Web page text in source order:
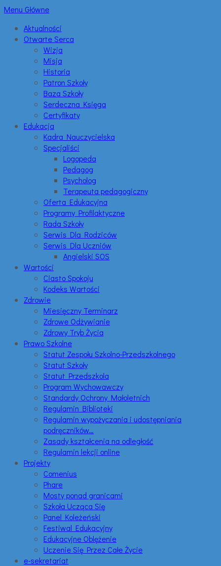
Menu Główne
Aktualności
Otwarte Serca
Wizja
Misja
Historia
Patron Szkoły
Baza Szkoły
Serdeczna Księga
Certyfikaty
Edukacja
Kadra Nauczycielska
Specjaliści
Logopeda
Pedagog
Psycholog
Terapeuta pedagogiczny
Oferta Edukacyjna
Programy Profilaktyczne
Rada Szkoły
Serwis Dla Rodziców
Serwis Dla Uczniów
Angielski SOS
Wartości
Ciasto Spokoju
Kodeks Wartości
Zdrowie
Miesięczny Terminarz
Zdrowe Odżywianie
Zdrowy Tryb Życia
Prawo Szkolne
Statut Zespołu Szkolno-Przedszkolnego
Statut Szkoły
Statut Przedszkola
Program Wychowawczy
Standardy Ochrony Małoletnich
Regulamin Biblioteki
Regulamin wypożyczania i udostępniania
podręczników…
Zasady kształcenia na odległość
Regulamin lekcji online
Projekty
Comenius
Phare
Mosty ponad granicami
Szkoła Ucząca Się
Panel Koleżeński
Festiwal Edukacyjny
Edukacyjne Oblężenie
Uczenie Się Przez Całe Życie
e-sekretariat